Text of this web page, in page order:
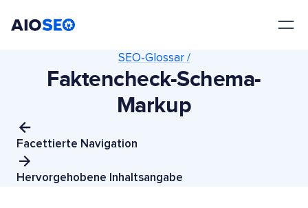
Facettierte Navigation
SEO-Glossar /
Faktencheck-Schema-
Markup
Hervorgehobene Inhaltsangabe